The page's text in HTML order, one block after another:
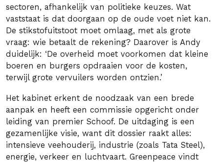
sectoren, afhankelijk van politieke keuzes. Wat
vaststaat is dat doorgaan op de oude voet niet kan.
De stikstofuitstoot moet omlaag, met als grote
vraag: wie betaalt de rekening? Daarover is Andy
duidelijk: ‘De overheid moet voorkomen dat kleine
boeren en burgers opdraaien voor de kosten,
terwijl grote vervuilers worden ontzien.’
Het kabinet erkent de noodzaak van een brede
aanpak en heeft een commissie opgericht onder
leiding van premier Schoof. De uitdaging is een
gezamenlijke visie, want dit dossier raakt alles:
intensieve veehouderij, industrie (zoals Tata Steel),
energie, verkeer en luchtvaart. Greenpeace vindt